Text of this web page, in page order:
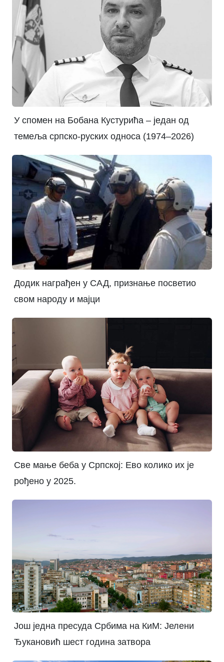
У спомен на Бобана Кустурића – један од
темеља српско-руских односа (1974–2026)
Додик награђен у САД, признање посветио
свом народу и мајци
Све мање беба у Српској: Ево колико их је
рођено у 2025.
Још једна пресуда Србима на КиМ: Јелени
Ђукановић шест година затвора